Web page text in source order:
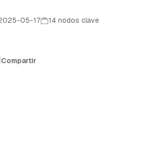
05-17
14 nodos clave
Compartir